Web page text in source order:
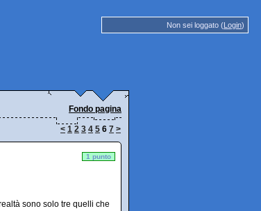
Non sei loggato (Login)
Fondo pagina
< 1 2 3 4 5 6 7 >
1 punto
sono solo tre quelli che